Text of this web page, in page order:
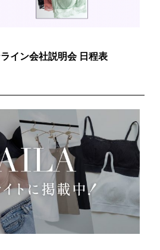
イン会社説明会 日程表